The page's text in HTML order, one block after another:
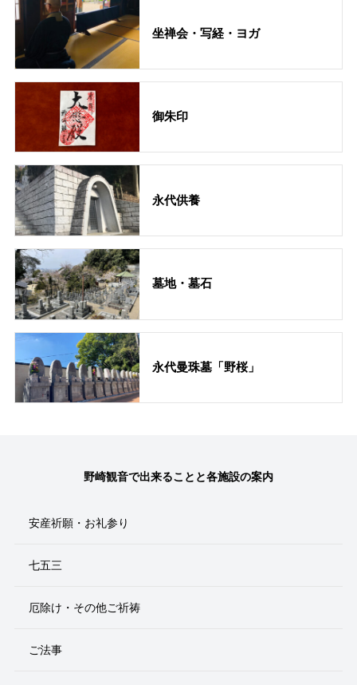
坐禅会・写経・ヨガ
御朱印
永代供養
墓地・墓石
永代曼珠墓「野桜」
野崎観音で出来ることと各施設の案内
安産祈願・お礼参り
七五三
厄除け・その他ご祈祷
ご法事